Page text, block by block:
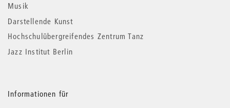
Musik
Darstellende Kunst
Hochschulübergreifendes Zentrum Tanz
Jazz Institut Berlin
Informationen für